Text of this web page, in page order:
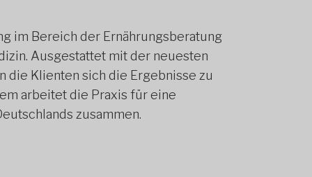
im Bereich der Ernährungsberatung
Ausgestattet mit der neuesten
die Klienten sich die Ergebnisse zu
arbeitet die Praxis für eine
zusammen.